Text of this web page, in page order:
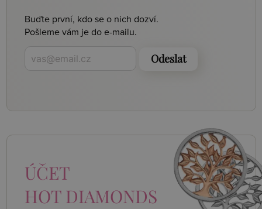
Buďte první, kdo se o nich dozví.
Pošleme vám je do e-mailu.
Odeslat
ÚČET
HOT DIAMONDS